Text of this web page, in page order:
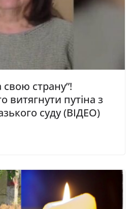
страну”!
витягнути путіна з
суду (ВІДЕО)